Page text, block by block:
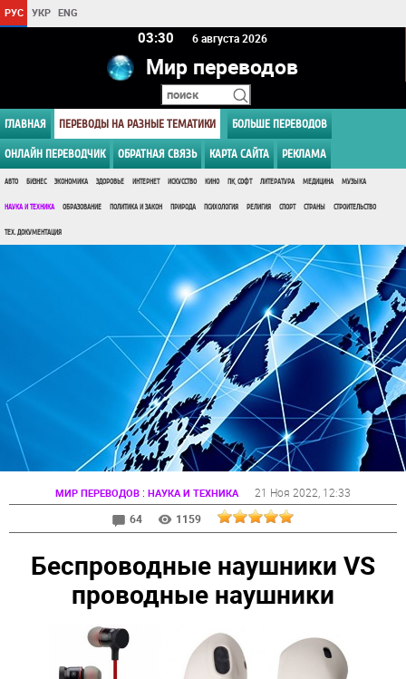
РУС УКР ENG
03 30 6 августа 2026
Мир переводов
ГЛАВНАЯ ПЕРЕВОДЫ НА РАЗНЫЕ ТЕМАТИКИ БОЛЬШЕ ПЕРЕВОДОВ
ОНЛАЙН ПЕРЕВОДЧИК ОБРАТНАЯ СВЯЗЬ КАРТА САЙТА РЕКЛАМА
АВТО БИЗНЕС ЭКОНОМИКА ЗДОРОВЬЕ ИНТЕРНЕТ ИСКУССТВО КИНО ПК, СОФТ ЛИТЕРАТУРА МЕДИЦИНА МУЗЫКА
НАУКА И ТЕХНИКА ОБРАЗОВАНИЕ ПОЛИТИКА И ЗАКОН ПРИРОДА ПСИХОЛОГИЯ РЕЛИГИЯ СПОРТ СТРАНЫ СТРОИТЕЛЬСТВО
ТЕХ. ДОКУМЕНТАЦИЯ
МИР ПЕРЕВОДОВ : НАУКА И ТЕХНИКА 21 Ноя 2022 , 12:33
64
1159
Беспроводные наушники VS
проводные наушники